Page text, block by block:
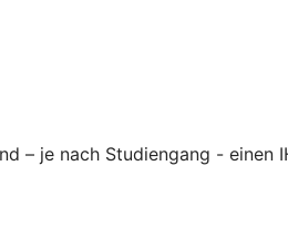
– je nach Studiengang - einen